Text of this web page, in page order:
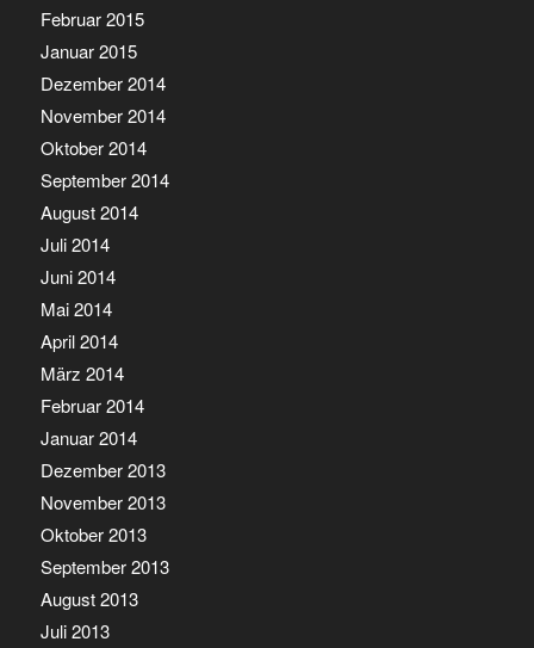
Februar 2015
Januar 2015
Dezember 2014
November 2014
Oktober 2014
September 2014
August 2014
Juli 2014
Juni 2014
Mai 2014
April 2014
März 2014
Februar 2014
Januar 2014
Dezember 2013
November 2013
Oktober 2013
September 2013
August 2013
Juli 2013